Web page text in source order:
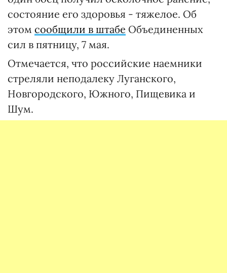
состояние его здоровья - тяжелое. Об
этом сообщили в штабе Объединенных
сил в пятницу, 7 мая.
Отмечается, что российские наемники
стреляли неподалеку Луганского,
Новгородского, Южного, Пищевика и
Шум.